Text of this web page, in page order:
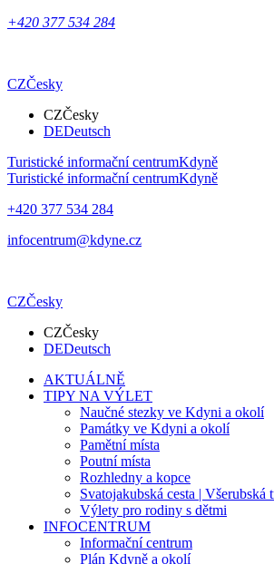
+420 377 534 284
CZČesky
CZČesky
DEDeutsch
Turistické informační centrumKdyně
Turistické informační centrumKdyně
+420 377 534 284
infocentrum@kdyne.cz
CZČesky
CZČesky
DEDeutsch
AKTUÁLNĚ
TIPY NA VÝLET
Naučné stezky ve Kdyni a okolí
Památky ve Kdyni a okolí
Pamětní místa
Poutní místa
Rozhledny a kopce
Svatojakubská cesta | Všerubská
Výlety pro rodiny s dětmi
INFOCENTRUM
Informační centrum
Plán Kdyně a okolí